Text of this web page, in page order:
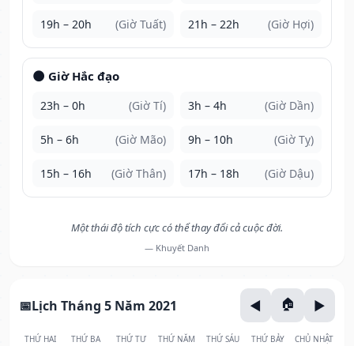
19h – 20h (Giờ Tuất) 21h – 22h (Giờ Hợi)
🌑 Giờ Hắc đạo
23h – 0h (Giờ Tí) 3h – 4h (Giờ Dần)
5h – 6h (Giờ Mão) 9h – 10h (Giờ Tỵ)
15h – 16h (Giờ Thân) 17h – 18h (Giờ Dậu)
Một thái độ tích cực có thể thay đổi cả cuộc đời.
— Khuyết Danh
Lịch Tháng 5 Năm 2021
THỨ HAI THỨ BA THỨ TƯ THỨ NĂM THỨ SÁU THỨ BẢY CHỦ NHẬT